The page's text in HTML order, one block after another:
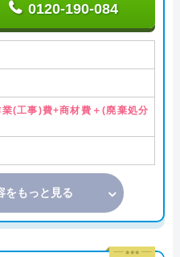
0120-190-084
業(工事)費+商材費＋(廃棄処分
をもっと見る